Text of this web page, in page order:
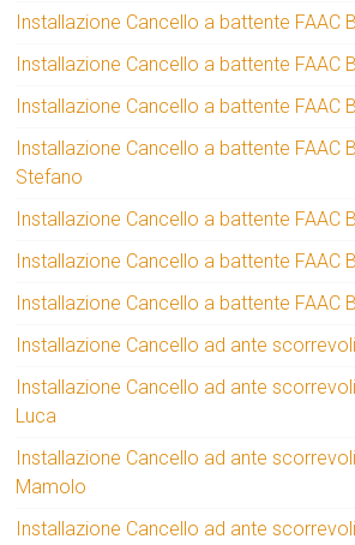
Installazione Cancello a battente FAAC
Installazione Cancello a battente FAAC
Installazione Cancello a battente FAAC
Installazione Cancello a battente FAAC
Stefano
Installazione Cancello a battente FAAC
Installazione Cancello a battente FAAC
Installazione Cancello a battente FAAC
Installazione Cancello ad ante
Installazione Cancello ad ante
Luca
Installazione Cancello ad ante
Mamolo
Installazione Cancello ad ante